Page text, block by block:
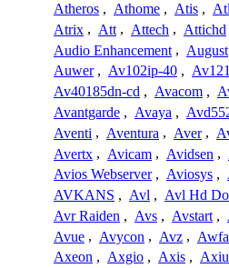
Atheros , Athome , Atis ,
Atrix , Att , Attech , Attichd
Audio Enhancement , August
Auwer , Av102ip-40 ,
Av40185dn-cd , Avacom ,
Avantgarde , Avaya ,
Aventi , Aventura , Aver ,
Avertx , Avicam , Avidsen ,
Avios Webserver , Aviosys ,
AVKANS , Avl , Avl Hd
Avr Raiden , Avs , Avstart ,
Avue , Avycon , Avz ,
Axeon , Axgio , Axis ,